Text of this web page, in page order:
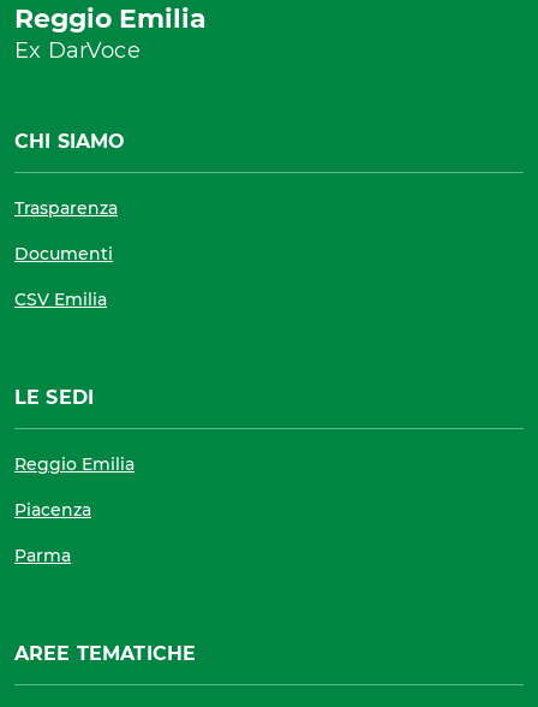
Reggio Emilia
Ex DarVoce
CHI SIAMO
Trasparenza
Documenti
CSV Emilia
LE SEDI
Reggio Emilia
Piacenza
Parma
AREE TEMATICHE